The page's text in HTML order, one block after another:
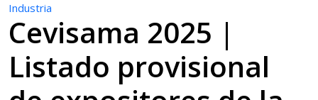
Industria
Cevisama 2025 |
Listado provisional